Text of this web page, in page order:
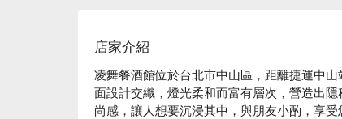
店家介紹
凌舞餐酒館位於台北市中山區，距離捷運中
面設計交織，燈光柔和而富有層次，營造出
尚感，讓人想要沉浸其中，與朋友小酌，享受